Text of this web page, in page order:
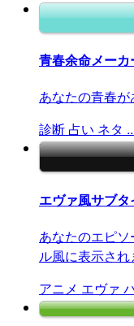
青春余命メーカ
あなたの青春
診断 占い ネタ
エヴァ風サブ
あなたのエピ
ル風に表示され
アニメ エヴァ